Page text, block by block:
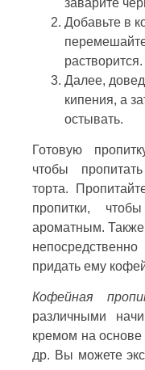
заварите
Добавьте в
растворится.
Далее,
кипения, а
остывать.
Готовую
чтобы
торта.
пропитки,
ароматным.
придать ему
Кофейная
различными
кремом на основе
др. Вы можете